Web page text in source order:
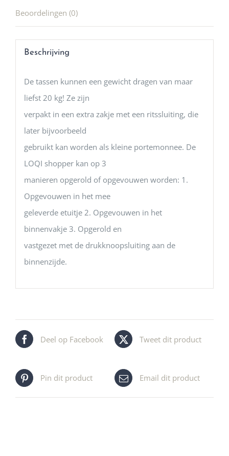
Beoordelingen (0)
Beschrijving
De tassen kunnen een gewicht dragen van maar
liefst 20 kg! Ze zijn
verpakt in een extra zakje met een ritssluiting, die
later bijvoorbeeld
gebruikt kan worden als kleine portemonnee. De
LOQI shopper kan op 3
manieren opgerold of opgevouwen worden: 1.
Opgevouwen in het mee
geleverde etuitje 2. Opgevouwen in het
binnenvakje 3. Opgerold en
vastgezet met de drukknoopsluiting aan de
binnenzijde.
Deel op Facebook Tweet dit product
Pin dit product Email dit product